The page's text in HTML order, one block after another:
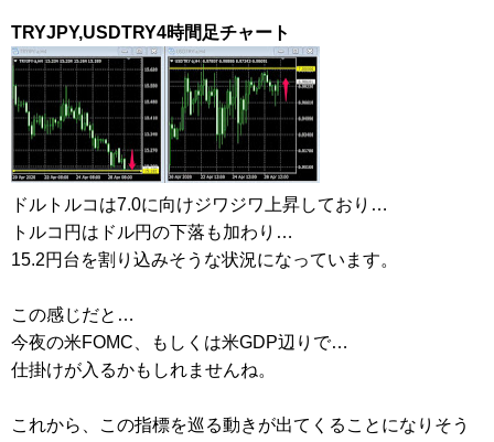
TRYJPY,USDTRY4時間足チャート
ドルトルコは7.0に向けジワジワ上昇しており…
トルコ円はドル円の下落も加わり…
15.2円台を割り込みそうな状況になっています。
この感じだと…
今夜の米FOMC、もしくは米GDP辺りで…
仕掛けが入るかもしれませんね。
これから、この指標を巡る動きが出てくることになりそう